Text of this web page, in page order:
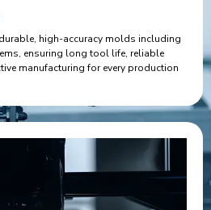
high-accuracy molds including
ensuring long tool life, reliable
manufacturing for every production